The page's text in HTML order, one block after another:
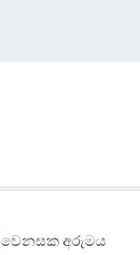
වෙනසක අරුමය